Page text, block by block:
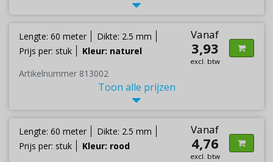
Lengte: 60 meter
Dikte: 2.5 mm
Prijs per: stuk
Kleur: naturel
Vanaf
3,93
excl. btw
Artikelnummer 813002
Toon alle prijzen
Lengte: 60 meter
Dikte: 2.5 mm
Prijs per: stuk
Kleur: rood
Vanaf
4,76
excl. btw